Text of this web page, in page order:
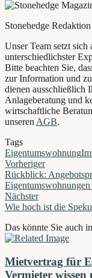
Stonehedge Redaktion
Unser Team setzt sich
unterschiedlichster
Bitte beachten Sie,
zur Information und
dienen ausschließlich
Anlageberatung und
wirtschaftliche
unseren AGB.
Tags
Eigentumswohnung
Vorheriger
Rückblick:
Nächster
Wie hoch ist die
Das könnte Sie auch
Mietvertrag für
Vermieter wissen